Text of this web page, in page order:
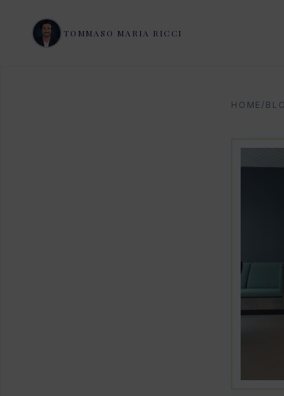
TOMMASO MARIA RICCI
HOME /